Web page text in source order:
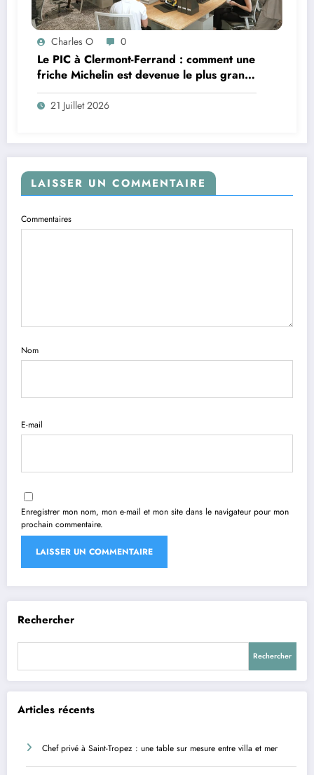
Charles O 0
Le PIC à Clermont-Ferrand : comment une
friche Michelin est devenue le plus grand
coworking de France ?
21 Juillet 2026
LAISSER UN COMMENTAIRE
Commentaires
Nom
E-mail
Enregistrer mon nom, mon e-mail et mon site dans le navigateur pour mon
prochain commentaire.
Rechercher
Rechercher
Articles récents
Chef privé à Saint-Tropez : une table sur mesure entre villa et mer